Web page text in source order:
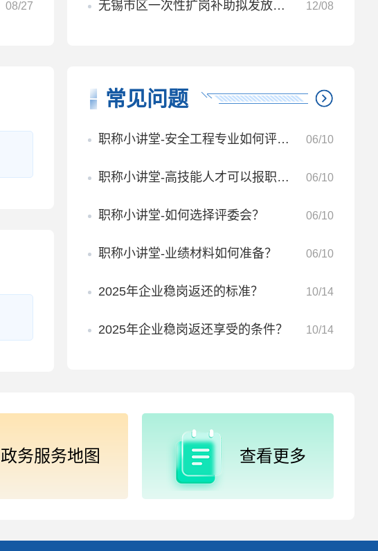
08/27 无锡市区一次性扩岗补助拟发放名单公示（2025年度第三批） 12/08
常见问题
职称小讲堂-安全工程专业如何评职称？ 06/10
职称小讲堂-高技能人才可以报职称吗？ 06/10
职称小讲堂-如何选择评委会？ 06/10
职称小讲堂-业绩材料如何准备？ 06/10
2025年企业稳岗返还的标准？ 10/14
2025年企业稳岗返还享受的条件？ 10/14
政务服务地图 查看更多